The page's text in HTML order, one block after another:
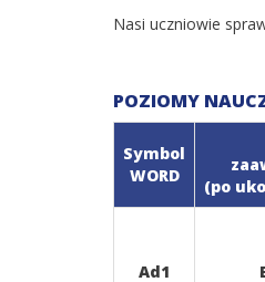
Nasi uczniowie
POZIOMY
Symbol
WORD
(po
Ad1